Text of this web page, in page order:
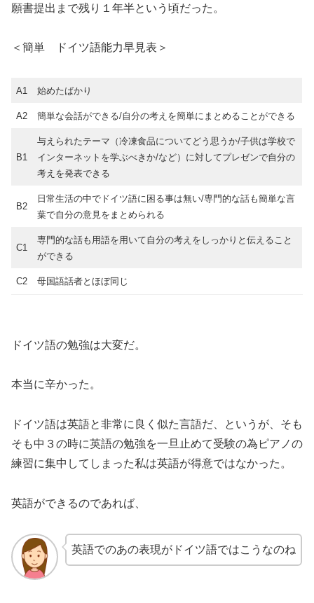
願書提出まで残り１年半という頃だった。
＜簡単 ドイツ語能力早見表＞
A1 始めたばかり
A2 簡単な会話ができる/自分の考えを簡単にまとめることができる
B1
与えられたテーマ（冷凍食品についてどう思うか/子供は学校で
インターネットを学ぶべきか/など）に対してプレゼンで自分の
考えを発表できる
B2
日常生活の中でドイツ語に困る事は無い/専門的な話も簡単な言
葉で自分の意見をまとめられる
C1
専門的な話も用語を用いて自分の考えをしっかりと伝えること
ができる
C2 母国語話者とほぼ同じ
ドイツ語の勉強は大変だ。
本当に辛かった。
ドイツ語は英語と非常に良く似た言語だ、というが、そも
そも中３の時に英語の勉強を一旦止めて受験の為ピアノの
練習に集中してしまった私は英語が得意ではなかった。
英語ができるのであれば、
英語でのあの表現がドイツ語ではこうなのね